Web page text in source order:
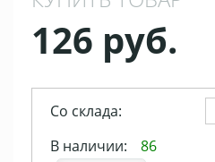
126 руб.
Со склада:
В наличии:
86